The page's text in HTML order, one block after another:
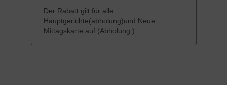
Der Rabatt gilt für alle
Hauptgerichte(abholung)und Neue
Mittagskarte auf (Abholung )